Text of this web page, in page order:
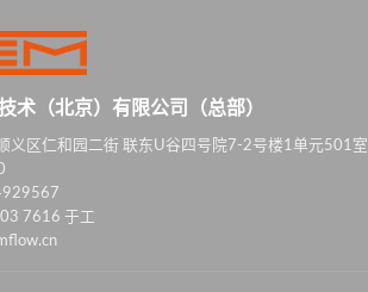
术（北京）有限公司（总部）
义区仁和园二街 联东U谷四号院7-2号楼1单元501室
7616 于工